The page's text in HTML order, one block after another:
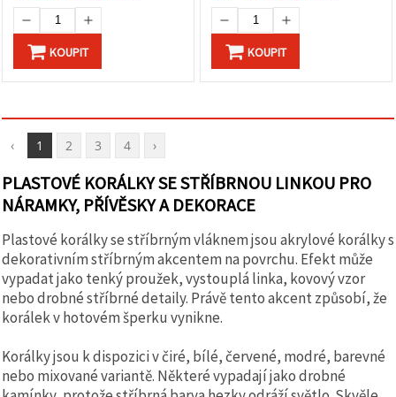
KOUPIT KOUPIT
‹ 1 2 3 4 ›
PLASTOVÉ KORÁLKY SE STŘÍBRNOU LINKOU PRO
NÁRAMKY, PŘÍVĚSKY A DEKORACE
Plastové korálky se stříbrným vláknem jsou akrylové korálky s
dekorativním stříbrným akcentem na povrchu. Efekt může
vypadat jako tenký proužek, vystouplá linka, kovový vzor
nebo drobné stříbrné detaily. Právě tento akcent způsobí, že
korálek v hotovém šperku vynikne.
Korálky jsou k dispozici v čiré, bílé, červené, modré, barevné
nebo mixované variantě. Některé vypadají jako drobné